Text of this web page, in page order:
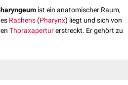
ist ein anatomischer Raum,
Rachens (Pharynx) liegt und sich von
Thoraxaperturerstreckt. Er gehört zu